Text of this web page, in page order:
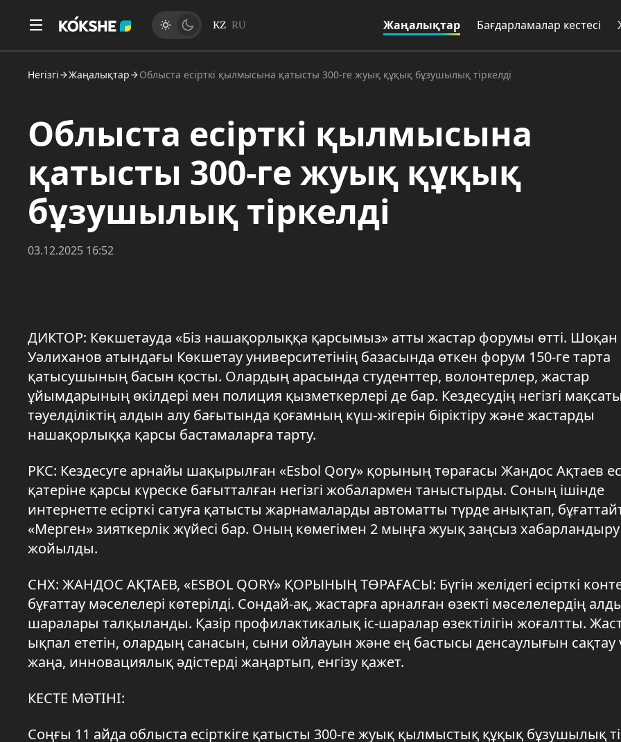
KZ RU Жаңалықтар Бағдарламалар кестесі
Негізгі Жаңалықтар Облыста есірткі қылмысына қатысты 300-ге жуық құқық бұзушылық тіркелді
Облыста есірткі қылмысына
қатысты 300-ге жуық құқық
бұзушылық тіркелді
03.12.2025 16:52
ДИКТОР: Көкшетауда «Біз нашақорлыққа қарсымыз» атты жастар форумы өтті. Шоқан
Уәлиханов атындағы Көкшетау университетінің базасында өткен форум 150-ге тарта
қатысушының басын қосты. Олардың арасында студенттер, волонтерлер, жастар
ұйымдарының өкілдері мен полиция қызметкерлері де бар. Кездесудің негізгі мақсаты
тәуелділіктің алдын алу бағытында қоғамның күш-жігерін біріктіру және жастарды
нашақорлыққа қарсы бастамаларға тарту.
РКС: Кездесуге арнайы шақырылған «Esbol Qory» қорының төрағасы Жандос Ақтаев
қатеріне қарсы күреске бағытталған негізгі жобалармен таныстырды. Соның ішінде
интернетте есірткі сатуға қатысты жарнамаларды автоматты түрде анықтап,
«Мерген» зияткерлік жүйесі бар. Оның көмегімен 2 мыңға жуық заңсыз хабарландыру
жойылды.
СНХ: ЖАНДОС АҚТАЕВ, «ESBOL QORY» ҚОРЫНЫҢ ТӨРАҒАСЫ: Бүгін желідегі есірткі
бұғаттау мәселелері көтерілді. Сондай-ақ, жастарға арналған өзекті мәселелердің
шаралары талқыланды. Қазір профилактикалық іс-шаралар өзектілігін жоғалтты.
ықпал ететін, олардың санасын, сыни ойлауын және ең бастысы денсаулығын сақтау
жаңа, инновациялық әдістерді жаңартып, енгізу қажет.
КЕСТЕ МӘТІНІ:
Соңғы 11 айда облыста есірткіге қатысты 300-ге жуық қылмыстық құқық бұзушылық